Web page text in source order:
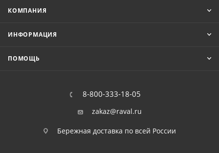
КОМПАНИЯ
ИНФОРМАЦИЯ
ПОМОЩЬ
8-800-333-18-05
zakaz@raval.ru
Бережная доставка по всей России